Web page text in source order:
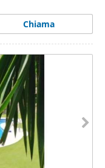
Chiama